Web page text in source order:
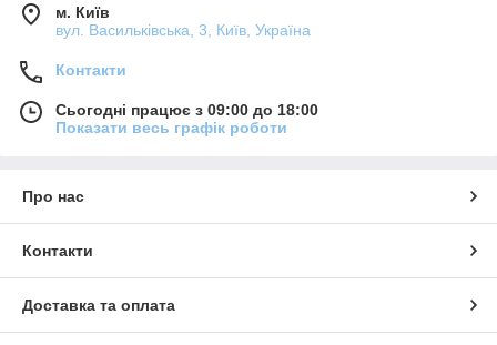
м. Київ
вул. Васильківська, 3, Київ, Україна
Контакти
Сьогодні працює з 09:00 до 18:00
Показати весь графік роботи
Про нас
Контакти
Доставка та оплата